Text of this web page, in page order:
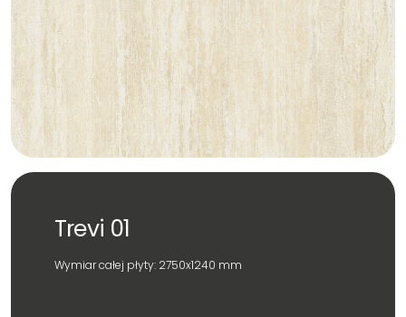
Trevi 01
Wymiar całej płyty: 2750x1240 mm